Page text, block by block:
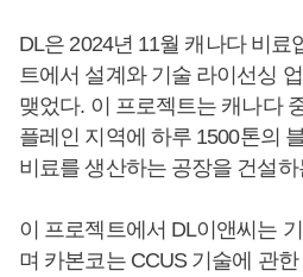
DL은 2024년 11월 캐나다 비료
트에서 설계와 기술 라이선싱
맺었다. 이 프로젝트는 캐나다
플레인 지역에 하루 1500톤의
비료를 생산하는 공장을 건설
이 프로젝트에서 DL이앤씨는
며 카본코는 CCUS 기술에 관